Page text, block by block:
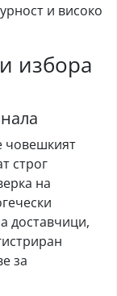
и високо
избора
човешкият
строг
на
доставчици,
за